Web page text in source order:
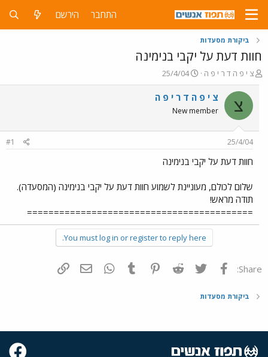
התחבר הירשם
ביקורת מסעדות
חוות דעת על יקבי בנימינה
פ
ו
ת
ח
ה
ש
א
צ י פ ה ד ר י פ ה
פ
ו
ר
ם
ר
25/4/04
צ צ י פ ה ד ר י פ ה
New member
25/4/04
#1
חוות דעת על יקבי בנימינה
שלום לכולם, מעוניינת לשמוע חוות דעת על יקבי בנימינה (המסעדה).
תודה מראש!
==========================================
You must log in or register to reply here.
Share: פייסבוק Twitter
Reddit
Pinterest
Tumblr
WhatsAppדואר אלקטרוני
ביקורת מסעדות